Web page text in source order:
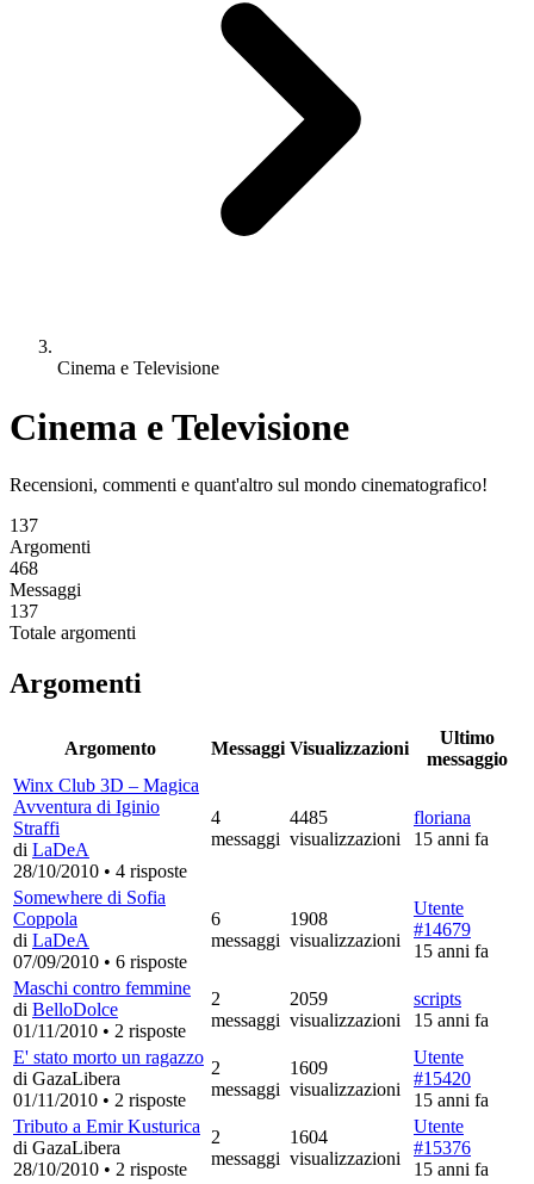
Cinema e Televisione
Cinema e Televisione
Recensioni, commenti e quant'altro sul mondo cinematografico!
137
Argomenti
468
Messaggi
137
Totale argomenti
Argomenti
Argomento Messaggi Visualizzazioni
Ultimo
messaggio
Winx Club 3D – Magica
Avventura di Iginio
Straffi
di LaDeA
28/10/2010 • 4 risposte
4
messaggi
4485
visualizzazioni
floriana
15 anni fa
Somewhere di Sofia
Coppola
di LaDeA
07/09/2010 • 6 risposte
6
messaggi
1908
visualizzazioni
Utente
#14679
15 anni fa
Maschi contro femmine
di BelloDolce
01/11/2010 • 2 risposte
2
messaggi
2059
visualizzazioni
scripts
15 anni fa
E' stato morto un ragazzo
di GazaLibera
01/11/2010 • 2 risposte
2
messaggi
1609
visualizzazioni
Utente
#15420
15 anni fa
Tributo a Emir Kusturica
di GazaLibera
28/10/2010 • 2 risposte
2
messaggi
1604
visualizzazioni
Utente
#15376
15 anni fa